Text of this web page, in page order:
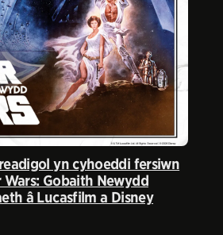
yn cyhoeddi fersiwn
Wars: Gobaith Newydd
â Lucasfilm a Disney